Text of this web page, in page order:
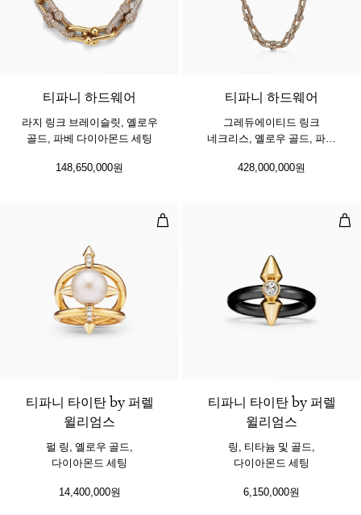
3 소재
티파니 하드웨어
라지 링크 브레이슬릿, 옐로우
골드, 파베 다이아몬드 세팅
148,650,000원
티파니 하드웨어
그레듀에이티드 링크
네크리스, 옐로우 골드, 파베
428,000,000원
펄 링, 옐로우 골드, 다이아몬드 세팅
티파니 타이탄 by 퍼렐
윌리엄스
펄 링, 옐로우 골드,
다이아몬드 세팅
14,400,000원
링,
티파니 타이탄 by 퍼렐
윌리엄스
링, 티타늄 및 골드,
다이아몬드 세팅
6,150,000원